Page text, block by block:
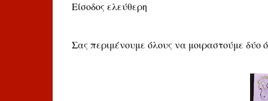
Είσοδος ελεύθερη
Σας περιμένουμε όλους να μοιραστούμε δύο